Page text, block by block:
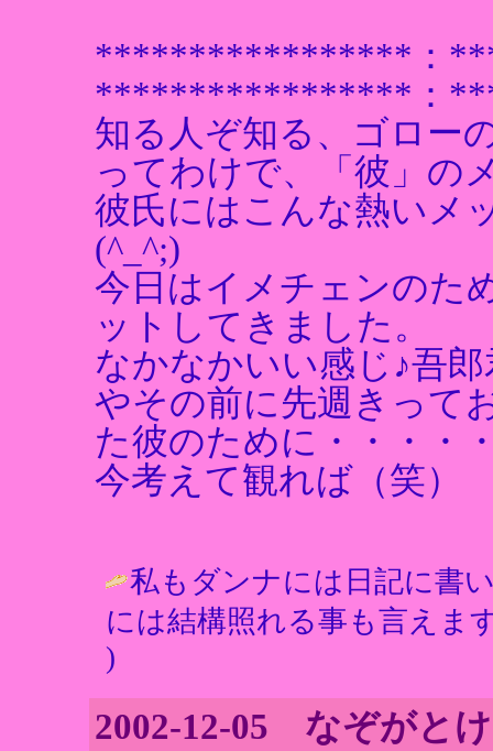
*****************：
*****************：
知る人ぞ知る、ゴロー
ってわけで、「彼」の
彼氏にはこんな熱いメ
(^_^;)
今日はイメチェンのた
ットしてきました。
なかなかいい感じ♪吾
やその前に先週きって
た彼のために・・・・
今考えて観れば（笑）
私もダンナには日記に書
には結構照れる事も言えま
)
2002-12-05 なぞがと